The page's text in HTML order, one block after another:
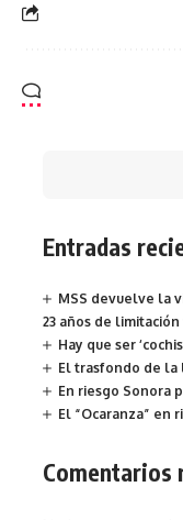
Entradas
MSS devuelve la
23 años de
Hay que ser
El trasfondo de la
En riesgo Sonora
El “Ocaranza” en
Comentarios